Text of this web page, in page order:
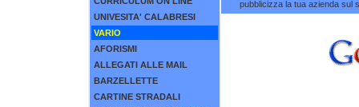
UNIVESITA' CALABRESI
VARIO
AFORISMI
ALLEGATI ALLE MAIL
BARZELLETTE
CARTINE STRADALI
pubblicizza la tua azienda sul